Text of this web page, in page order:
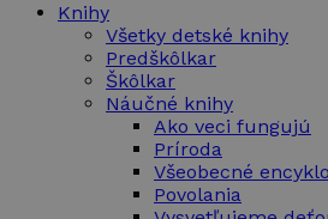
Knihy
Všetky detské knihy
Predškôlkar
Škôlkar
Náučné knihy
Ako veci fungujú
Príroda
Všeobecné
Povolania